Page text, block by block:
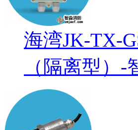
海湾JK-TX-
（隔离型）-